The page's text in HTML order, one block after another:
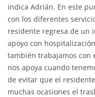
indica Adrián. En este
con los diferentes
residente regresa de un
apoyo con
también trabajamos con
nos apoya cuando
de evitar que el
muchas ocasiones el